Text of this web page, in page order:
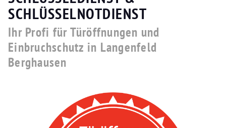
SCHLÜSSELNOTDIENST
Ihr Profi für Türöffnungen und
Einbruchschutz in Langenfeld
Berghausen